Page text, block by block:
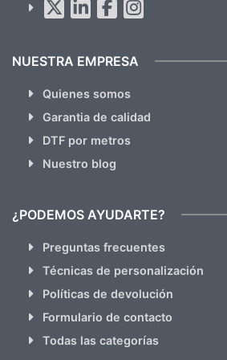
hacemos Spam)
NUESTRA EMPRESA
Quienes somos
Garantia de calidad
DTF por metros
Nuestro blog
¿PODEMOS AYUDARTE?
Preguntas frecuentes
Técnicas de personalización
Políticas de devolución
Formulario de contacto
Todas las categorías